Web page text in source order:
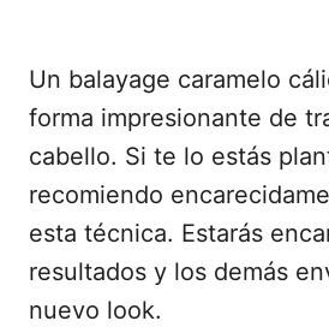
Un balayage caramelo
forma impresionante de
cabello. Si te lo estás
recomiendo
esta técnica. Estarás
resultados y los demás
nuevo look.